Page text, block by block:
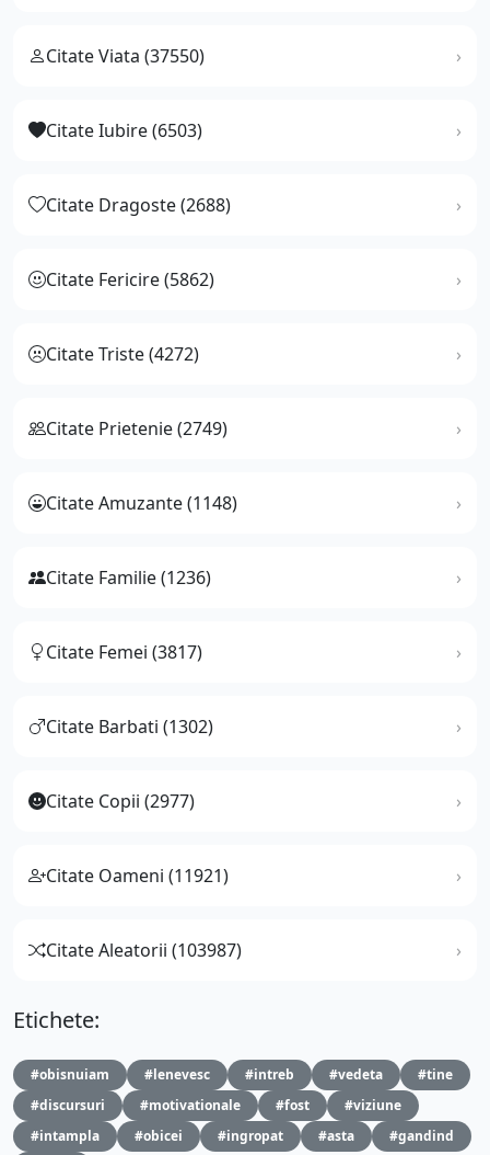
Citate Viata (37550)
Citate Iubire (6503)
Citate Dragoste (2688)
Citate Fericire (5862)
Citate Triste (4272)
Citate Prietenie (2749)
Citate Amuzante (1148)
Citate Familie (1236)
Citate Femei (3817)
Citate Barbati (1302)
Citate Copii (2977)
Citate Oameni (11921)
Citate Aleatorii (103987)
Etichete:
#obisnuiam #lenevesc #intreb #vedeta
#tine
#discursuri
#motivationale #fost
#viziune
#intampla
#obicei #ingropat #asta
#gandind